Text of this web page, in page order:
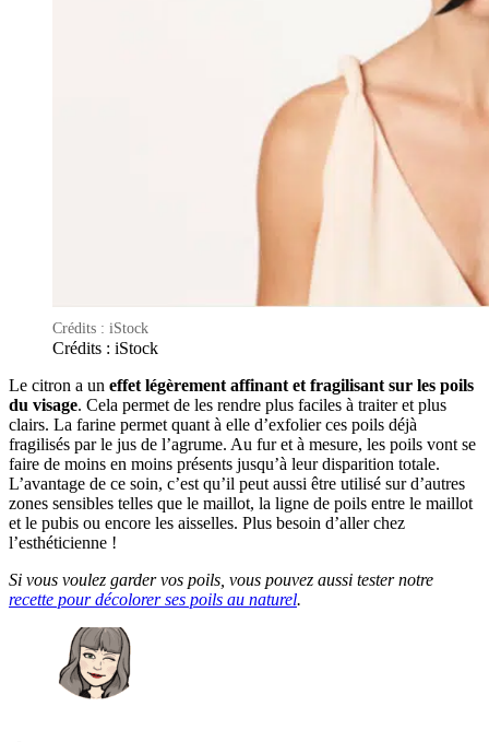
Crédits : iStock
Crédits : iStock
Le citron a un effet légèrement affinant et fragilisant sur les poils
du visage. Cela permet de les rendre plus faciles à traiter et plus
clairs. La farine permet quant à elle d’exfolier ces poils déjà
fragilisés par le jus de l’agrume. Au fur et à mesure, les poils vont se
faire de moins en moins présents jusqu’à leur disparition totale.
L’avantage de ce soin, c’est qu’il peut aussi être utilisé sur d’autres
zones sensibles telles que le maillot, la ligne de poils entre le maillot
et le pubis ou encore les aisselles. Plus besoin d’aller chez
l’esthéticienne !
Si vous voulez garder vos poils, vous pouvez aussi tester notre
recette pour décolorer ses poils au naturel.